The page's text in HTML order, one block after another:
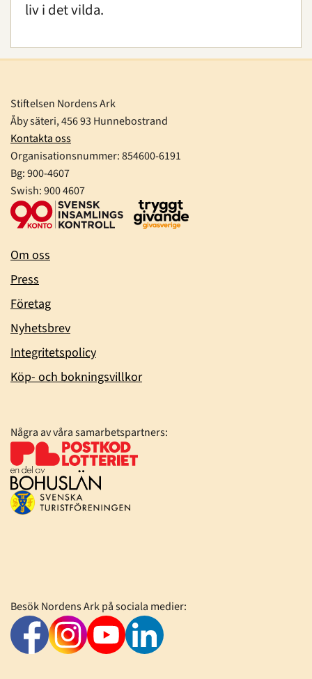
liv i det vilda.
Stiftelsen Nordens Ark
Åby säteri, 456 93 Hunnebostrand
Kontakta oss
Organisationsnummer:854600-6191
Bg: 900-4607
Swish: 900 4607
Om oss
Press
Företag
Nyhetsbrev
Integritetspolicy
Köp- och bokningsvillkor
Några av våra samarbetspartners:
Besök Nordens Ark på sociala medier: